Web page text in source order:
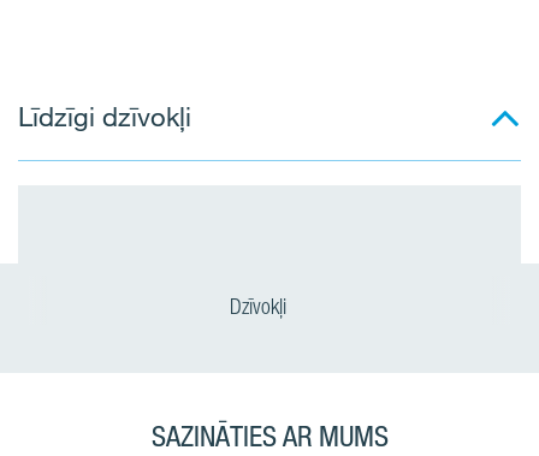
Līdzīgi dzīvokļi
Dzīvokļi
SAZINĀTIES AR MUMS